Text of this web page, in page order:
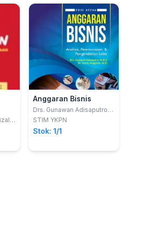
Anggaran Bisnis
Drs. Gunawan Adisaputro,
M.B.A.
STIM YKPN
Stok: 1/1